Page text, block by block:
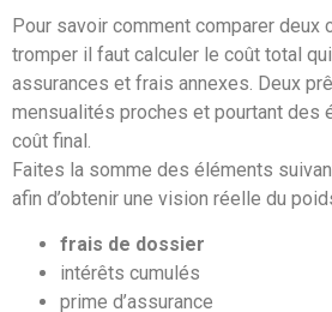
Pour savoir comment comparer deux
tromper il faut calculer le coût total
assurances et frais annexes. Deux
mensualités proches et pourtant des
coût final.
Faites la somme des éléments
afin d’obtenir une vision réelle du
frais de dossier
intérêts cumulés
prime d’assurance